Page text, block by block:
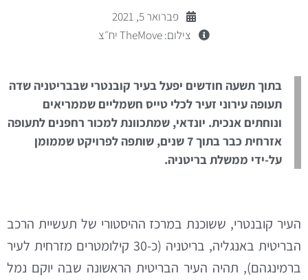
פברואר 5, 2021
צילום: TheMove יח״צ
בתוך תשעה חודשים יפעל בעיר קובנטרי שבבריטניה שדה
תעופה עירוני זעיר לכלי טייס חשמליים שממריאים
ונוחתים אנכית. יונדאי, שמתכוונת למכור רחפנים לתעופה
אזרחית כבר בתוך 7 שנים, שותפה לפרויקט שממומן
על-ידי ממשלת בריטניה.
העיר קובנטרי, ששוכנת במרכז ההיסטורי של תעשיית הרכב
הבריטית באנגליה, בריטניה (כ-30 קילומטרים מזרחית לעיר
ברמינגהם), תהיה העיר הבריטית הראשונה שבה יוקם נמל